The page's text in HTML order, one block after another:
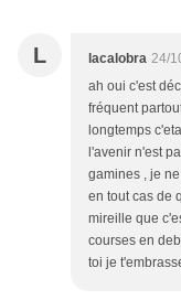
L lacalobra 24/
ah oui c'est
fréquent
longtemps
l'avenir n'est
gamines , je
en tout cas de
mireille que
courses en
toi je